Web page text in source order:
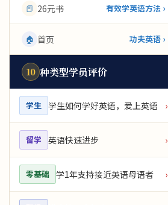
📕 26元书 有效学英语方法 ›
🏠 首页 功夫英语 ›
10 种类型学员评价
学生 学生如何学好英语，爱上英语 ›
留学 英语快速进步 ›
零基础 学1年支持接近英语母语者 ›